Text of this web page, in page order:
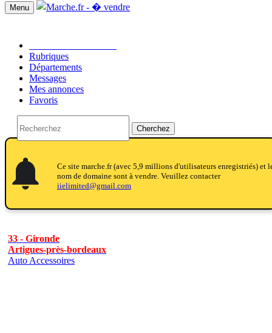
Menu
Rubriques
Départements
Messages
Mes annonces
Favoris
Cherchez
notifications
notifications
Ce site marche.fr (avec 5,9 millions d'utilisateurs enregistriés) et
nom de domaine sont à vendre. Veuillez contacter
iielimited@gmail.com
33 - Gironde
Artigues-près-bordeaux
Auto Accessoires